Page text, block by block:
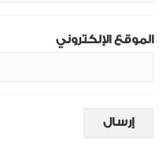
الموقع الإلكتروني